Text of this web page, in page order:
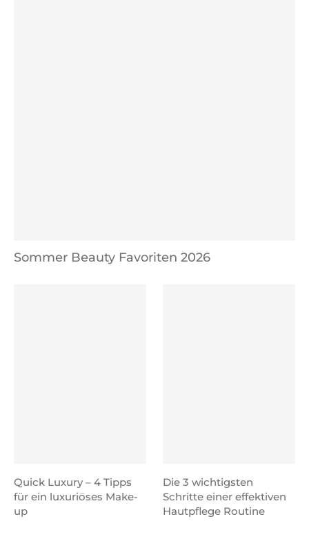
Sommer Beauty Favoriten 2026
Quick Luxury – 4 Tipps
für ein luxuriöses Make-
up
Die 3 wichtigsten
Schritte einer effektiven
Hautpflege Routine